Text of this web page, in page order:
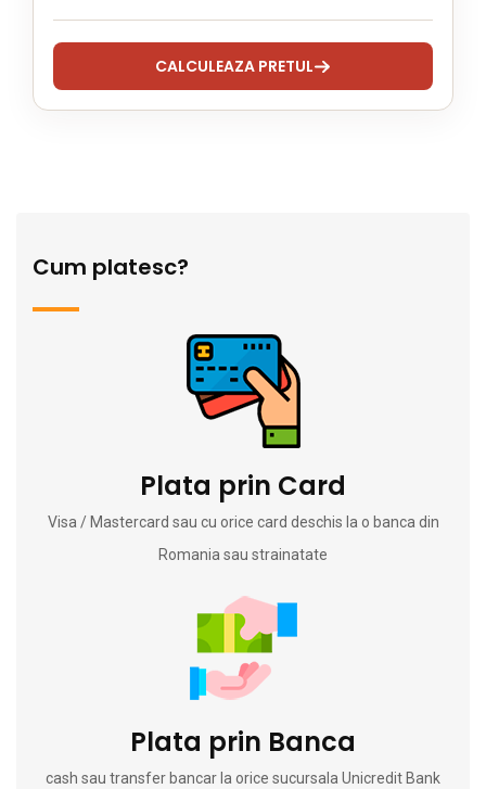
CALCULEAZA PRETUL
Cum platesc?
Plata prin Card
Visa / Mastercard sau cu orice card deschis la o banca din
Romania sau strainatate
Plata prin Banca
cash sau transfer bancar la orice sucursala Unicredit Bank